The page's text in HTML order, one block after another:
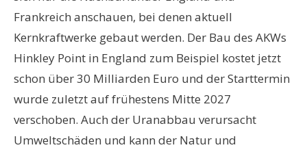
Frankreich anschauen, bei denen aktuell
Kernkraftwerke gebaut werden. Der Bau des AKWs
Hinkley Point in England zum Beispiel kostet jetzt
schon über 30 Milliarden Euro und der Starttermin
wurde zuletzt auf frühestens Mitte 2027
verschoben. Auch der Uranabbau verursacht
Umweltschäden und kann der Natur und